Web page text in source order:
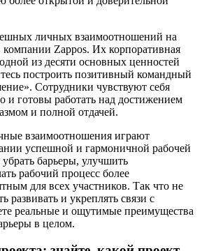
личных взаимоотношений на
Zappos. Их корпоративная
из десяти основных ценностей
построить позитивный командный
Сотрудники чувствуют себя
и готовы работать над достижением
и полной отдачей.
взаимоотношения играют
успешной и гармоничной рабочей
барьеры, улучшить
рабочий процесс более
для всех участников. Так что не
развивать и укреплять связи с
реальные и ощутимые преимущества
в целом.